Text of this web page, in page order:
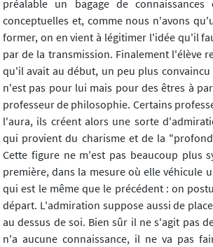
préalable un bagage de
conceptuelles et, comme nous n'avons
former, on en vient à légitimer l'idée qu'il
par de la transmission. Finalement l'élève
qu'il avait au début, un peu plus
n'est pas pour lui mais pour des êtres à
professeur de philosophie. Certains
l'aura, ils créent alors une sorte
qui provient du charisme et de la
Cette figure ne m'est pas beaucoup plus
première, dans la mesure où elle véhicule
qui est le même que le précédent : on
départ. L'admiration suppose aussi de
au dessus de soi. Bien sûr il ne s'agit pas
n'a aucune connaissance, il ne va pas